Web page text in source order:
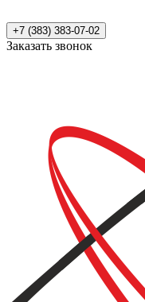
+7 (383) 383-07-02
Заказать звонок